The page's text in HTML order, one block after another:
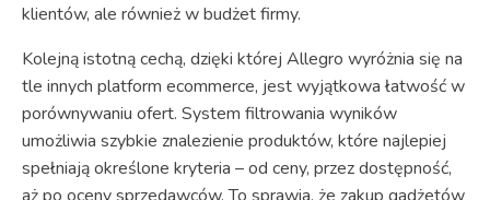
klientów, ale również w budżet firmy.
Kolejną istotną cechą, dzięki której Allegro wyróżnia się na
tle innych platform ecommerce, jest wyjątkowa łatwość w
porównywaniu ofert. System filtrowania wyników
umożliwia szybkie znalezienie produktów, które najlepiej
spełniają określone kryteria – od ceny, przez dostępność,